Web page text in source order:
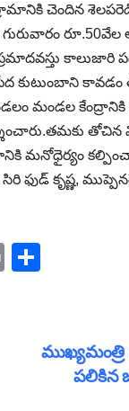
చెందిన
రూ.50వేల
కుటుంబాని
మండలం మండల
మనోధైర్యం
ఫుడ్ కృష్ణ,
Pr
e
పలికిన